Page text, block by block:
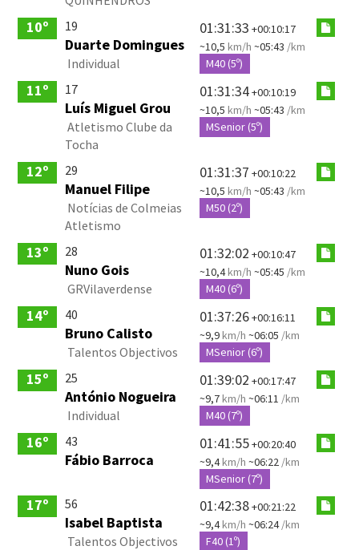
10º 19
Duarte Domingues
Individual
01:31:33 +00:10:17
~10,5 km/h ~05:43 /km
M40 (5º)
11º 17
Luís Miguel Grou
Atletismo Clube da
Tocha
01:31:34+00:10:19
~10,5 km/h ~05:43 /km
MSenior (5º)
12º 29
Manuel Filipe
Notícias de Colmeias
Atletismo
01:31:37 +00:10:22
~10,5 km/h ~05:43 /km
M50 (2º)
13º 28
Nuno Gois
GRVilaverdense
01:32:02 +00:10:47
~10,4km/h ~05:45 /km
M40 (6º)
14º 40
Bruno Calisto
Talentos Objectivos
01:37:26+00:16:11
~9,9km/h ~06:05 /km
MSenior (6º)
15º 25
António Nogueira
Individual
01:39:02 +00:17:47
~9,7km/h ~06:11 /km
M40 (7º)
16º 43
Fábio Barroca
01:41:55+00:20:40
~9,4km/h ~06:22 /km
MSenior (7º)
17º 56
Isabel Baptista
Talentos Objectivos
01:42:38+00:21:22
~9,4km/h ~06:24/km
F40 (1º)